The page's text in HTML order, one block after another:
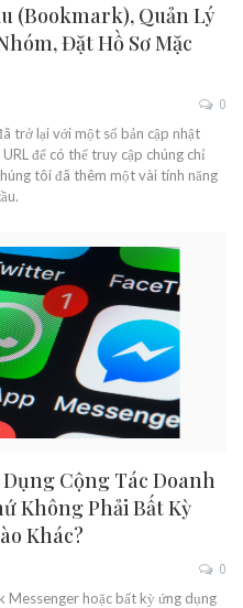
(Bookmark), Quản Lý
Đặt Hồ Sơ Mặc
0
trở lại với một số bản cập nhật
để có thể truy cập chúng chỉ
tôi đã thêm một vài tính năng
Cộng Tác Doanh
Không Phải Bất Kỳ
Khác?
0
hoặc bất kỳ ứng dụng